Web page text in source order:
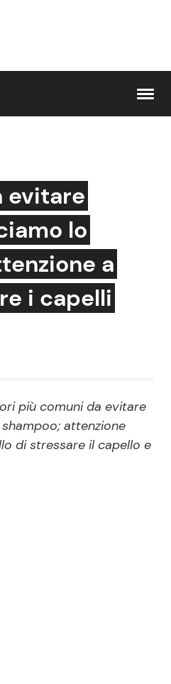
Gossip e TV
Bellezze VIP
Coppie VIP
Reality e Talent
Soap Opera
evitare
lo
a
i capelli
più comuni da evitare
attenzione
di stressare il capello e